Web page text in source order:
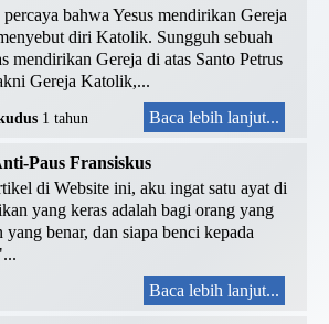
bahwa Yesus mendirikan Gereja
diri Katolik. Sungguh sebuah
mendirikan Gereja di atas Santo Petrus
Gereja Katolik,...
1 tahun Baca lebih lanjut...
Paus Fransiskus
di Website ini, aku ingat satu ayat di
yang keras adalah bagi orang yang
benar, dan siapa benci kepada
Baca lebih lanjut...